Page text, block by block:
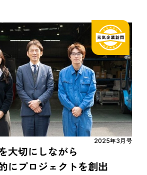
2025年3月号
大切にしながら
にプロジェクトを創出